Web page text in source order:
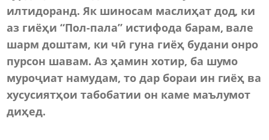
илтидоранд. Як шиносам маслиҳат дод, ки
аз гиёҳи “Пол-пала” истифода барам, вале
шарм доштам, ки чӣ гуна гиёҳ будани онро
пурсон шавам. Аз ҳамин хотир, ба шумо
муроҷиат намудам, то дар бораи ин гиёҳ ва
хусусиятҳои табобатии он каме маълумот
диҳед.